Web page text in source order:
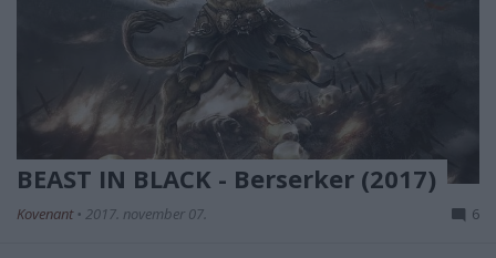
BEAST IN BLACK - Berserker (2017)
Kovenant • 2017. november 07. 6